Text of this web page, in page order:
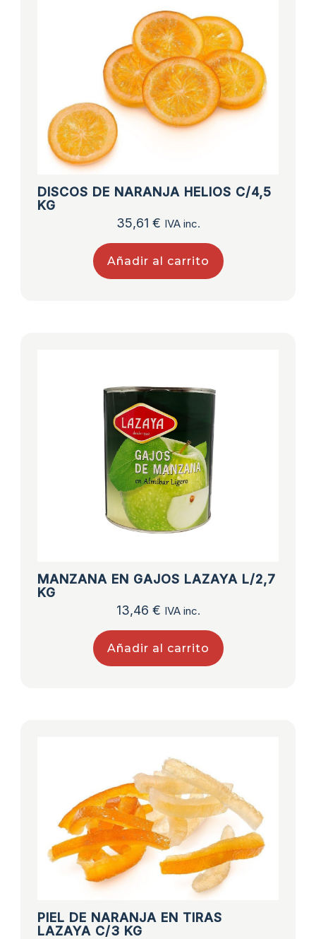
DISCOS DE NARANJA HELIOS C/4,5
KG
35,61 € IVA inc.
Añadir al carrito
MANZANA EN GAJOS LAZAYA L/2,7
KG
13,46 € IVA inc.
Añadir al carrito
PIEL DE NARANJA EN TIRAS
LAZAYA C/3 KG